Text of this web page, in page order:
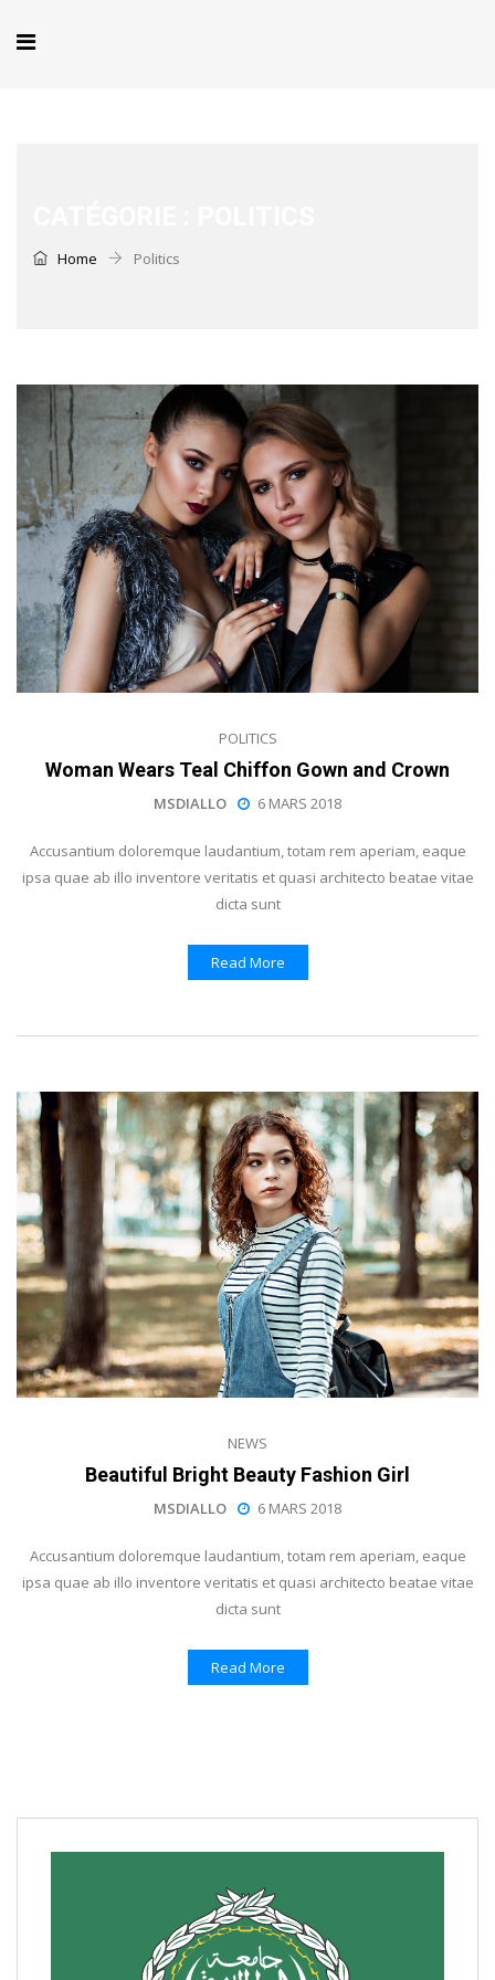
Home Politics
POLITICS
Woman Wears Teal Chiffon Gown and Crown
MSDIALLO 6 MARS 2018
Accusantium doloremque laudantium, totam rem aperiam, eaque
ipsa quae ab illo inventore veritatis et quasi architecto beatae vitae
dicta sunt
Read More
NEWS
Beautiful Bright Beauty Fashion Girl
MSDIALLO 6 MARS 2018
Accusantium doloremque laudantium, totam rem aperiam, eaque
ipsa quae ab illo inventore veritatis et quasi architecto beatae vitae
dicta sunt
Read More